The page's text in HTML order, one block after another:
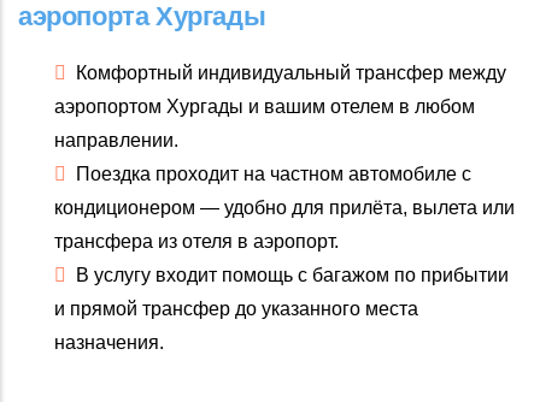
аэропорта Хургады
Комфортный индивидуальный трансфер между
аэропортом Хургады и вашим отелем в любом
направлении.
Поездка проходит на частном автомобиле с
кондиционером — удобно для прилёта, вылета или
трансфера из отеля в аэропорт.
В услугу входит помощь с багажом по прибытии
и прямой трансфер до указанного места
назначения.